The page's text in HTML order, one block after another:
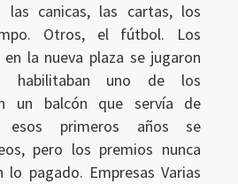
las canicas, las cartas, los
Otros, el fútbol. Los
la nueva plaza se jugaron
habilitaban uno de los
un balcón que servía de
primeros años se
pero los premios nunca
lo pagado. Empresas Varias